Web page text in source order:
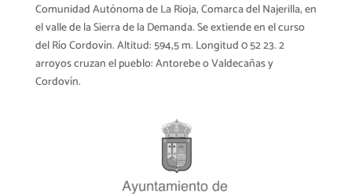
Comunidad Autónoma de La Rioja, Comarca del Najerilla, en
el valle de la Sierra de la Demanda. Se extiende en el curso
del Río Cordovín. Altitud: 594,5 m. Longitud 0 52 23. 2
arroyos cruzan el pueblo: Antorebe o Valdecañas y
Cordovín.